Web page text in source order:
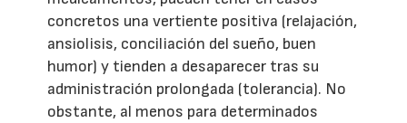
concretos una vertiente positiva (relajación,
ansiolisis, conciliación del sueño, buen
humor) y tienden a desaparecer tras su
administración prolongada (tolerancia). No
obstante, al menos para determinados